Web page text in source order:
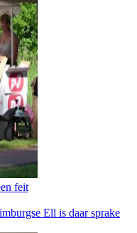
feit
Ell is daar sprake